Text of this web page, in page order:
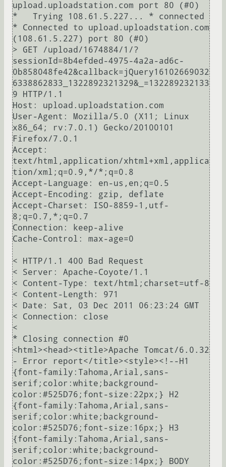
upload.uploadstation.com port 80 (#0)
*   Trying 108.61.5.227... * connected
* Connected to upload.uploadstation.com
(108.61.5.227) port 80 (#0)
> GET /upload/1674884/1/?
sessionId=8b4efded-4975-4a2a-ad6c-
0b858048fe42&callback=jQuery16102669032
6338862833_1322892321329&_=132289232133
9 HTTP/1.1
Host: upload.uploadstation.com
User-Agent: Mozilla/5.0 (X11; Linux
x86_64; rv:7.0.1) Gecko/20100101
Firefox/7.0.1
Accept:
text/html,application/xhtml+xml,applica
tion/xml;q=0.9,*/*;q=0.8
Accept-Language: en-us,en;q=0.5
Accept-Encoding: gzip, deflate
Accept-Charset: ISO-8859-1,utf-
8;q=0.7,*;q=0.7
Connection: keep-alive
Cache-Control: max-age=0
< HTTP/1.1 400 Bad Request
< Server: Apache-Coyote/1.1
< Content-Type: text/html;charset=utf-8
< Content-Length: 971
< Date: Sat, 03 Dec 2011 06:23:24 GMT
< Connection: close
<
* Closing connection #0
<html><head><title>Apache Tomcat/6.0.32
- Error report</title><style><!--H1
{font-family:Tahoma,Arial,sans-
serif;color:white;background-
color:#525D76;font-size:22px;} H2
{font-family:Tahoma,Arial,sans-
serif;color:white;background-
color:#525D76;font-size:16px;} H3
{font-family:Tahoma,Arial,sans-
serif;color:white;background-
color:#525D76;font-size:14px;} BODY